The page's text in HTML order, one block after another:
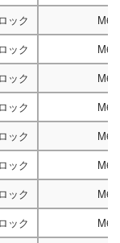
ック
ック
ック
ック
ック
ック
ック
ック